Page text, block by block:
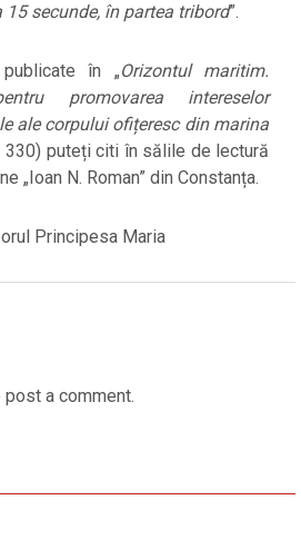
secunde, în partea tribord”.
în „Orizontul maritim.
promovarea intereselor
ale corpului ofițeresc din marina
330) puteți citi în sălile de lectură
„Ioan N. Roman” din Constanța.
Principesa Maria
post a comment.